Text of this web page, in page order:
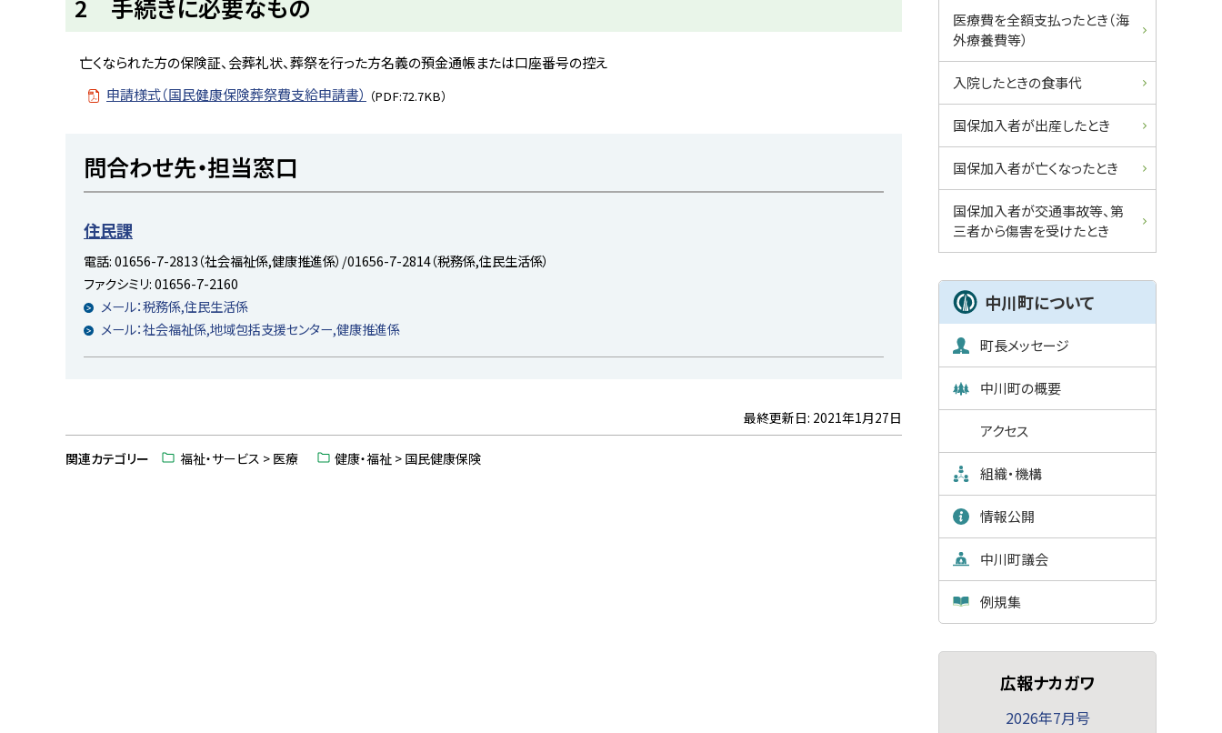
ッ
に
る
2 手続きに必要なもの
亡くなられた方の保険証、会葬礼状、葬祭を行った方名義の預金通帳または口座番号の控え
申請様式（国民健康保険葬祭費支給申請書） （PDF:72.7KB）
ッ
プ
に
戻
る
問合わせ先・担当窓口
住民課
電話:01656-7-2813（社会福祉係,健康推進係）/01656-7-2814（税務係,住民生活係）
ファクシミリ:01656-7-2160
メール：税務係,住民生活係
メール：社会福祉係,地域包括支援センター,健康推進係
プ
最終更新日: 2021年1月27日
関連カテゴリー 福祉・サービス > 医療 健康・福祉 > 国民健康保険
医療費を全額支払ったとき（海
外療養費等）
入院したときの食事代
国保加入者が出産したとき
国保加入者が亡くなったとき
国保加入者が交通事故等、第
三者から傷害を受けたとき
中川町について
町長メッセージ
中川町の概要
アクセス
組織・機構
情報公開
中川町議会
例規集
広報ナカガワ
2026年7月号